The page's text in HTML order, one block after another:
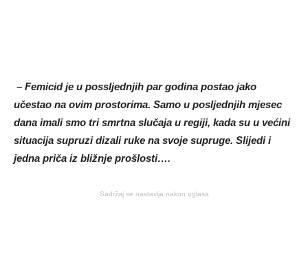
– Femicid je u possljednjih par godina postao jako
učestao na ovim prostorima. Samo u posljednjih mjesec
dana imali smo tri smrtna slučaja u regiji, kada su u većini
situacija supruzi dizali ruke na svoje supruge. Slijedi i
jedna priča iz bližnje prošlosti….
Sadržaj se nastavlja nakon oglasa